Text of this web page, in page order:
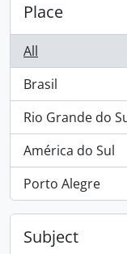
Place
All
Brasil
, 1 results
Rio Grande do
, 1 results
América do Sul
, 1 results
Porto Alegre
, 1 results
Subject